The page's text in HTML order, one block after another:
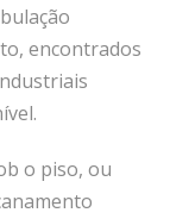
encontrados
o piso, ou